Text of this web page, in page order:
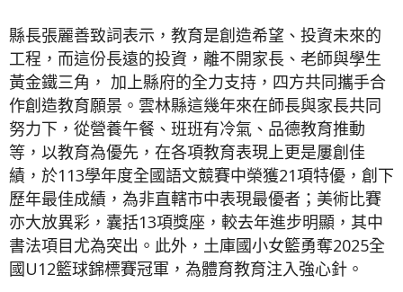
縣長張麗善致詞表示，教育是創造希望、投資未來的
工程，而這份長遠的投資，離不開家長、老師與學生
黃金鐵三角， 加上縣府的全力支持，四方共同攜手合
作創造教育願景。雲林縣這幾年來在師長與家長共同
努力下，從營養午餐、班班有冷氣、品德教育推動
等，以教育為優先，在各項教育表現上更是屢創佳
績，於113學年度全國語文競賽中榮獲21項特優，創下
歷年最佳成績，為非直轄市中表現最優者；美術比賽
亦大放異彩，囊括13項獎座，較去年進步明顯，其中
書法項目尤為突出。此外，土庫國小女籃勇奪2025全
國U12籃球錦標賽冠軍，為體育教育注入強心針。